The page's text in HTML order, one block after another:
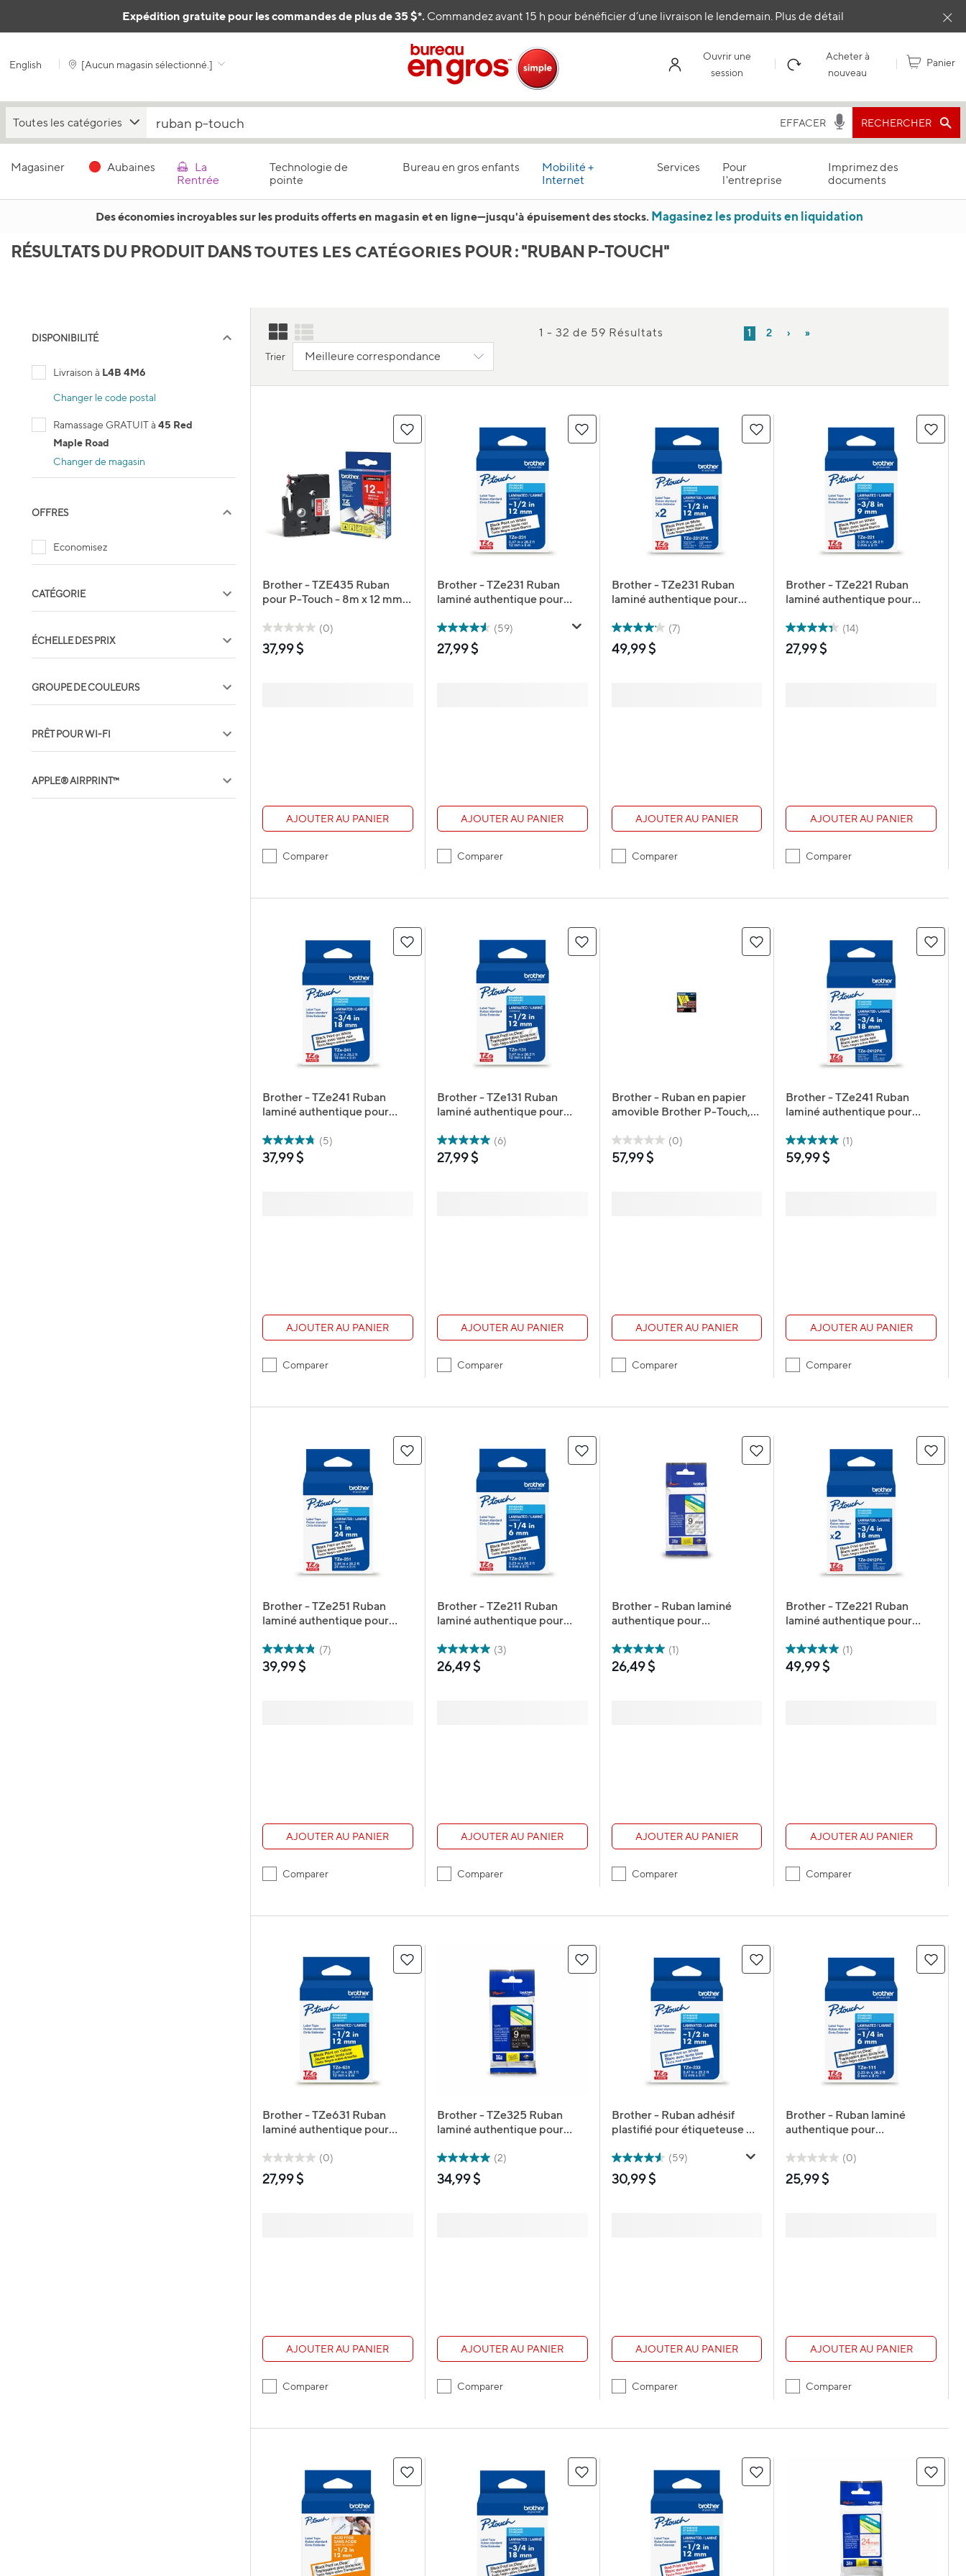
Expédition gratuite pour les commandes de plus de 35 $*. Commandez avant 15 h pour bénéficier d’une livraison le lendemain. Plus de détail
English [Aucun magasin sélectionné. ]
Ouvrir une
session
Acheter à
nouveau
Panier
Toutes les catégories EFFACER RECHERCHER
Magasiner Aubaines
La
Rentrée
Technologie de
pointe
Bureau en gros enfants
Mobilité +
Internet
Services
Pour
l'entreprise
Imprimez des
documents
Des économies incroyables sur les produits offerts en magasin et en ligne—jusqu'à épuisement des stocks. Magasinez les produits en liquidation
RÉSULTATS DU PRODUIT DANSTOUTES LES CATÉGORIES POUR : "RUBAN P-TOUCH"
DISPONIBILITÉ
Livraison à L4B 4M6
Changer le code postal
Ramassage GRATUIT à 45 Red
Maple Road
Changer de magasin
OFFRES
Economisez
CATÉGORIE
ÉCHELLE DES PRIX
GROUPE DE COULEURS
PRÊT POUR WI-FI
APPLE® AIRPRINT™
1 - 32 de 59 Résultats 1 2 ›
»
Trier
Brother - TZE435 Ruban
pour P-Touch - 8m x 12 mm -
(0)
37,99 $
AJOUTER AU PANIER
Comparer
Brother - TZe231 Ruban
laminé authentique pour
12 mm de largeur x 8 m de
longueur - blanc avec texte
noir
(59)
27,99 $
AJOUTER AU PANIER
Comparer
Brother - TZe231 Ruban
laminé authentique pour
L x 8 m L - blanc avec texte
noir - Paquet de 2
(7)
49,99 $
AJOUTER AU PANIER
Comparer
Brother - TZe221 Ruban
laminé authentique pour
mm de largeur x 8 m de
longueur - blanc avec texte
noir
(14)
27,99 $
AJOUTER AU PANIER
Comparer
Brother - TZe241 Ruban
laminé authentique pour
mm de largeur x 8 m de
longueur - blanc avec texte
noir
(5)
37,99 $
AJOUTER AU PANIER
Comparer
Brother - TZe131 Ruban
laminé authentique pour
mm de largeur - transparent
avec texte noir
(6)
27,99 $
AJOUTER AU PANIER
Comparer
Brother - Ruban en papier
amovible Brother P-Touch,
sur fond jaune
(0)
57,99 $
AJOUTER AU PANIER
Comparer
Brother - TZe241 Ruban
laminé authentique pour
mm L x 8 m L - blanc avec
texte noir - Paquet de 2
(1)
59,99 $
AJOUTER AU PANIER
Comparer
Brother - TZe251 Ruban
laminé authentique pour
mm de largeur x 8 m de
longueur - blanc avec texte
noir
(7)
39,99 $
AJOUTER AU PANIER
Comparer
Brother - TZe211 Ruban
laminé authentique pour
mm de largeur x 8 m de
longueur - blanc avec texte
noir
(3)
26,49 $
AJOUTER AU PANIER
Comparer
Brother - Ruban laminé
authentique pour
mm de largeur x 8 m de
longueur - transparent avec
texte noir
(1)
26,49 $
AJOUTER AU PANIER
Comparer
Brother - TZe221 Ruban
laminé authentique pour
L x 8 m L - blanc avec texte
noir - Paquet de 2
(1)
49,99 $
AJOUTER AU PANIER
Comparer
Brother - TZe631 Ruban
laminé authentique pour
mm de largeur x 8 m de
longueur - jaune avec texte
noir
(0)
27,99 $
AJOUTER AU PANIER
Comparer
Brother - TZe325 Ruban
laminé authentique pour
mm de largeur x 8 m de
longueur - noir avec texte
blanc
(2)
34,99 $
AJOUTER AU PANIER
Comparer
Brother - Ruban adhésif
plastifié pour étiqueteuse P-
bleue sur étiquette blanche
(59)
30,99 $
AJOUTER AU PANIER
Comparer
Brother - Ruban laminé
authentique pour
6 mm l x 8 m L - transparent
avec texte noir
(0)
25,99 $
AJOUTER AU PANIER
Comparer